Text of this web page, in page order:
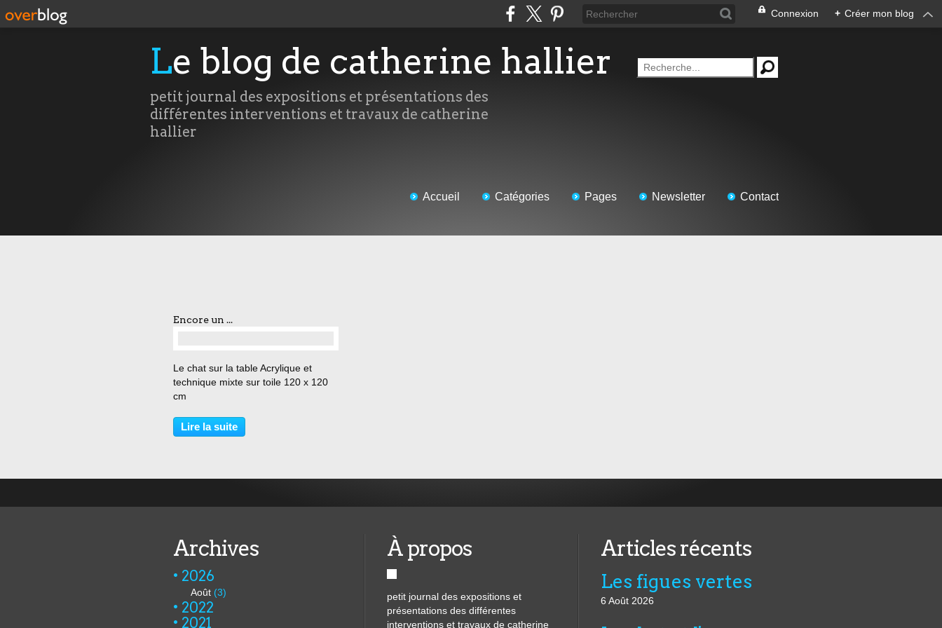
Connexion + Créer mon blog
Le blog de catherine hallier
petit journal des expositions et présentations des
différentes interventions et travaux de catherine
hallier
Accueil Catégories Pages Newsletter Contact
Encore un ...
Le chat sur la table Acrylique et
technique mixte sur toile 120 x 120
cm
Lire la suite
Archives
2026
Août (3)
2022
2021
À propos
petit journal des expositions et
présentations des différentes
interventions et travaux de catherine
Articles récents
Les figues vertes
6 Août 2026